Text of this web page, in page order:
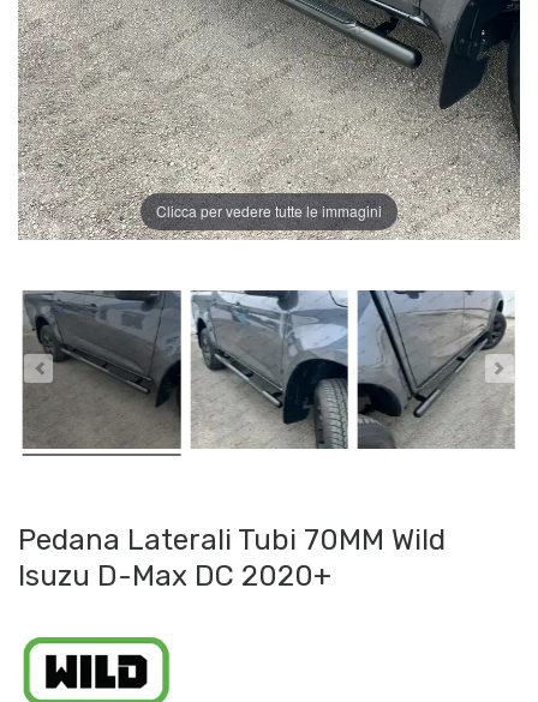
Clicca per vedere tutte le immagini
Pedana Laterali Tubi 70MM Wild
Isuzu D-Max DC 2020+